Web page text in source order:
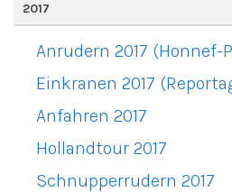
2017
Anrudern 2017 (Honnef-
Einkranen 2017
Anfahren 2017
Hollandtour 2017
Schnupperrudern 2017